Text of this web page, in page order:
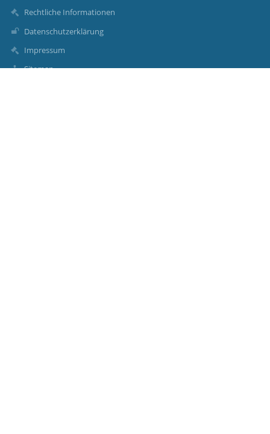
Rechtliche Informationen
Datenschutzerklärung
Impressum
Sitemap